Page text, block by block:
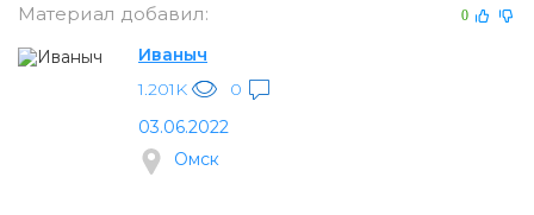
Материал добавил: 0
Иваныч
1.201K
0
03.06.2022
Омск